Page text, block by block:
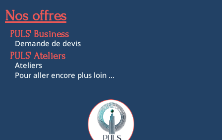
Nos offres
PULS' Business
Demande de devis
PULS' Ateliers
Ateliers
Pour aller encore plus loin ...